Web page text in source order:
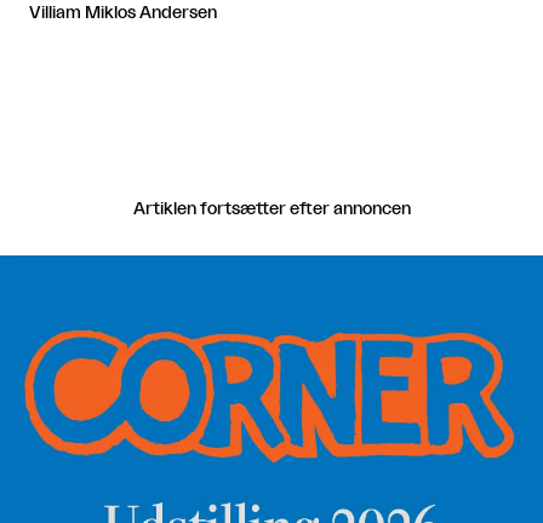
Villiam Miklos Andersen
Artiklen fortsætter efter annoncen